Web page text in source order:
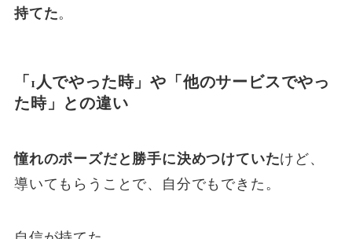
持てた。
「1人でやった時」や「他のサービスでやっ
た時」との違い
憧れのポーズだと勝手に決めつけていたけど、
導いてもらうことで、自分でもできた。